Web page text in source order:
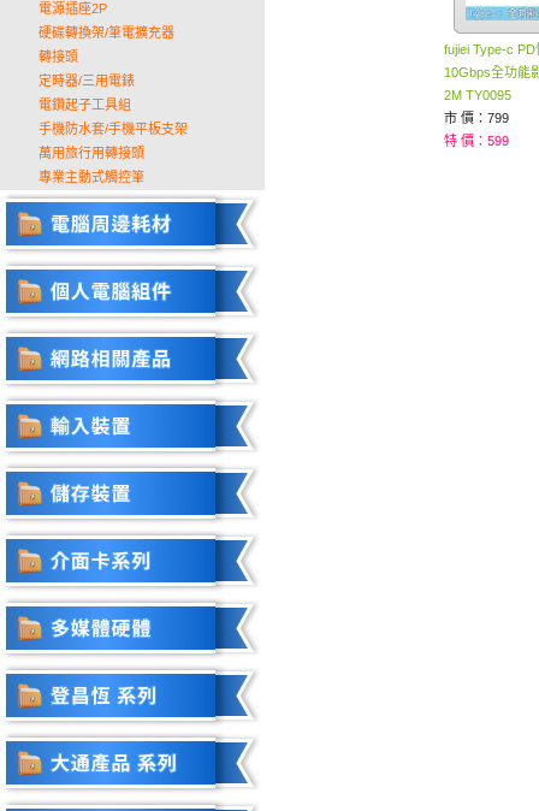
電源插座2P
硬碟轉換架/筆電擴充器
轉接頭
定時器/三用電錶
電鑽起子工具組
手機防水套/手機平板支架
萬用旅行用轉接頭
專業主動式觸控筆
fujiei Type-c
10Gbps全功能
2M TY0095
市 價：799
特 價：599